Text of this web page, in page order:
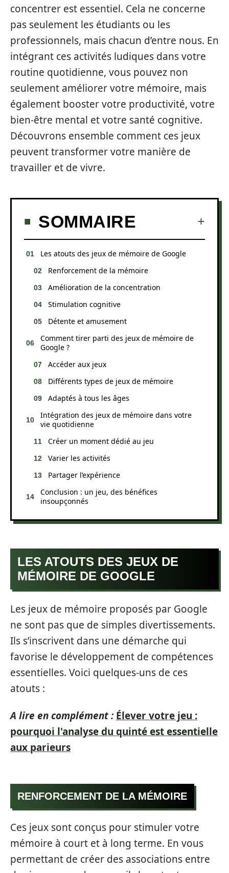
concentrer est essentiel. Cela ne concerne
pas seulement les étudiants ou les
professionnels, mais chacun d’entre nous. En
intégrant ces activités ludiques dans votre
routine quotidienne, vous pouvez non
seulement améliorer votre mémoire, mais
également booster votre productivité, votre
bien-être mental et votre santé cognitive.
Découvrons ensemble comment ces jeux
peuvent transformer votre manière de
travailler et de vivre.
SOMMAIRE
Les atouts des jeux de mémoire de Google
Renforcement de la mémoire
Amélioration de la concentration
Stimulation cognitive
Détente et amusement
Comment tirer parti des jeux de mémoire de
Google ?
Accéder aux jeux
Différents types de jeux de mémoire
Adaptés à tous les âges
Intégration des jeux de mémoire dans votre
vie quotidienne
Créer un moment dédié au jeu
Varier les activités
Partager l’expérience
Conclusion : un jeu, des bénéfices
insoupçonnés
LES ATOUTS DES JEUX DE
MÉMOIRE DE GOOGLE
Les jeux de mémoire proposés par Google
ne sont pas que de simples divertissements.
Ils s’inscrivent dans une démarche qui
favorise le développement de compétences
essentielles. Voici quelques-uns de ces
atouts :
A lire en complément : Élever votre jeu :
pourquoi l'analyse du quinté est essentielle
aux parieurs
RENFORCEMENT DE LA MÉMOIRE
Ces jeux sont conçus pour stimuler votre
mémoire à court et à long terme. En vous
permettant de créer des associations entre